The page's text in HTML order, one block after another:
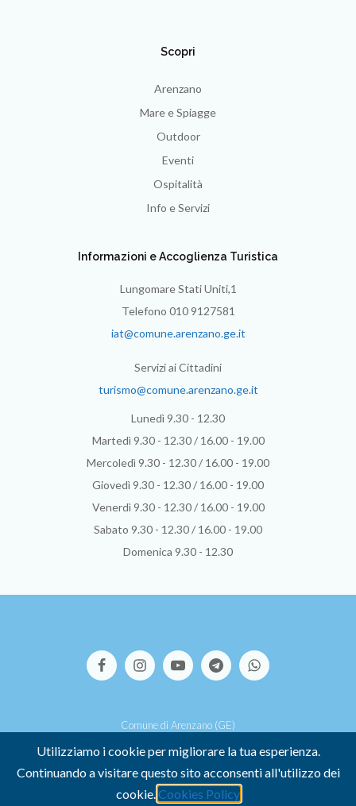
Scopri
Arenzano
Mare e Spiagge
Outdoor
Eventi
Ospitalità
Info e Servizi
Informazioni e Accoglienza Turistica
Lungomare Stati Uniti,1
Telefono 010 9127581
iat@comune.arenzano.ge.it
Servizi ai Cittadini
turismo@comune.arenzano.ge.it
Lunedì 9.30 - 12.30
Martedì 9.30 - 12.30 / 16.00 - 19.00
Mercoledì 9.30 - 12.30 / 16.00 - 19.00
Giovedì 9.30 - 12.30 / 16.00 - 19.00
Venerdì 9.30 - 12.30 / 16.00 - 19.00
Sabato 9.30 - 12.30 / 16.00 - 19.00
Domenica 9.30 - 12.30
Comune di Arenzano (GE)
P.I. 00449500107 -Credits
-COOKIE POLICY-PRIVACY POLICY
Dichiarazione di accessibilità
Utilizziamo i cookie per migliorare la tua esperienza.
Continuando a visitare questo sito acconsenti all'utilizzo dei
cookie. Cookies Policy